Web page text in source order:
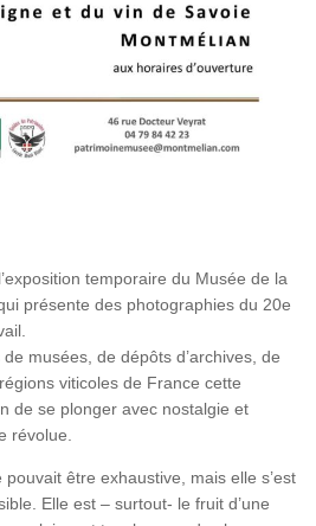
temporaire du Musée de la
présente des photographies du 20e
musées, de dépôts d’archives, de
viticoles de France cette
de se plonger avec nostalgie et
révolue.
être exhaustive, mais elle s’est
Elle est – surtout- le fruit d’une